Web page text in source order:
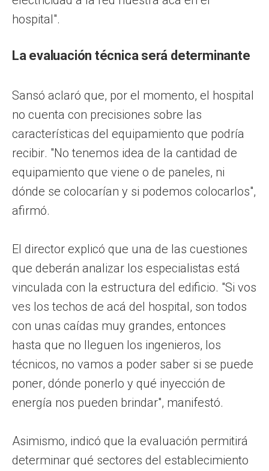
hospital".
La evaluación técnica será determinante
Sansó aclaró que, por el momento, el hospital
no cuenta con precisiones sobre las
características del equipamiento que podría
recibir. "No tenemos idea de la cantidad de
equipamiento que viene o de paneles, ni
dónde se colocarían y si podemos colocarlos",
afirmó.
El director explicó que una de las cuestiones
que deberán analizar los especialistas está
vinculada con la estructura del edificio. "Si vos
ves los techos de acá del hospital, son todos
con unas caídas muy grandes, entonces
hasta que no lleguen los ingenieros, los
técnicos, no vamos a poder saber si se puede
poner, dónde ponerlo y qué inyección de
energía nos pueden brindar", manifestó.
Asimismo, indicó que la evaluación permitirá
determinar qué sectores del establecimiento